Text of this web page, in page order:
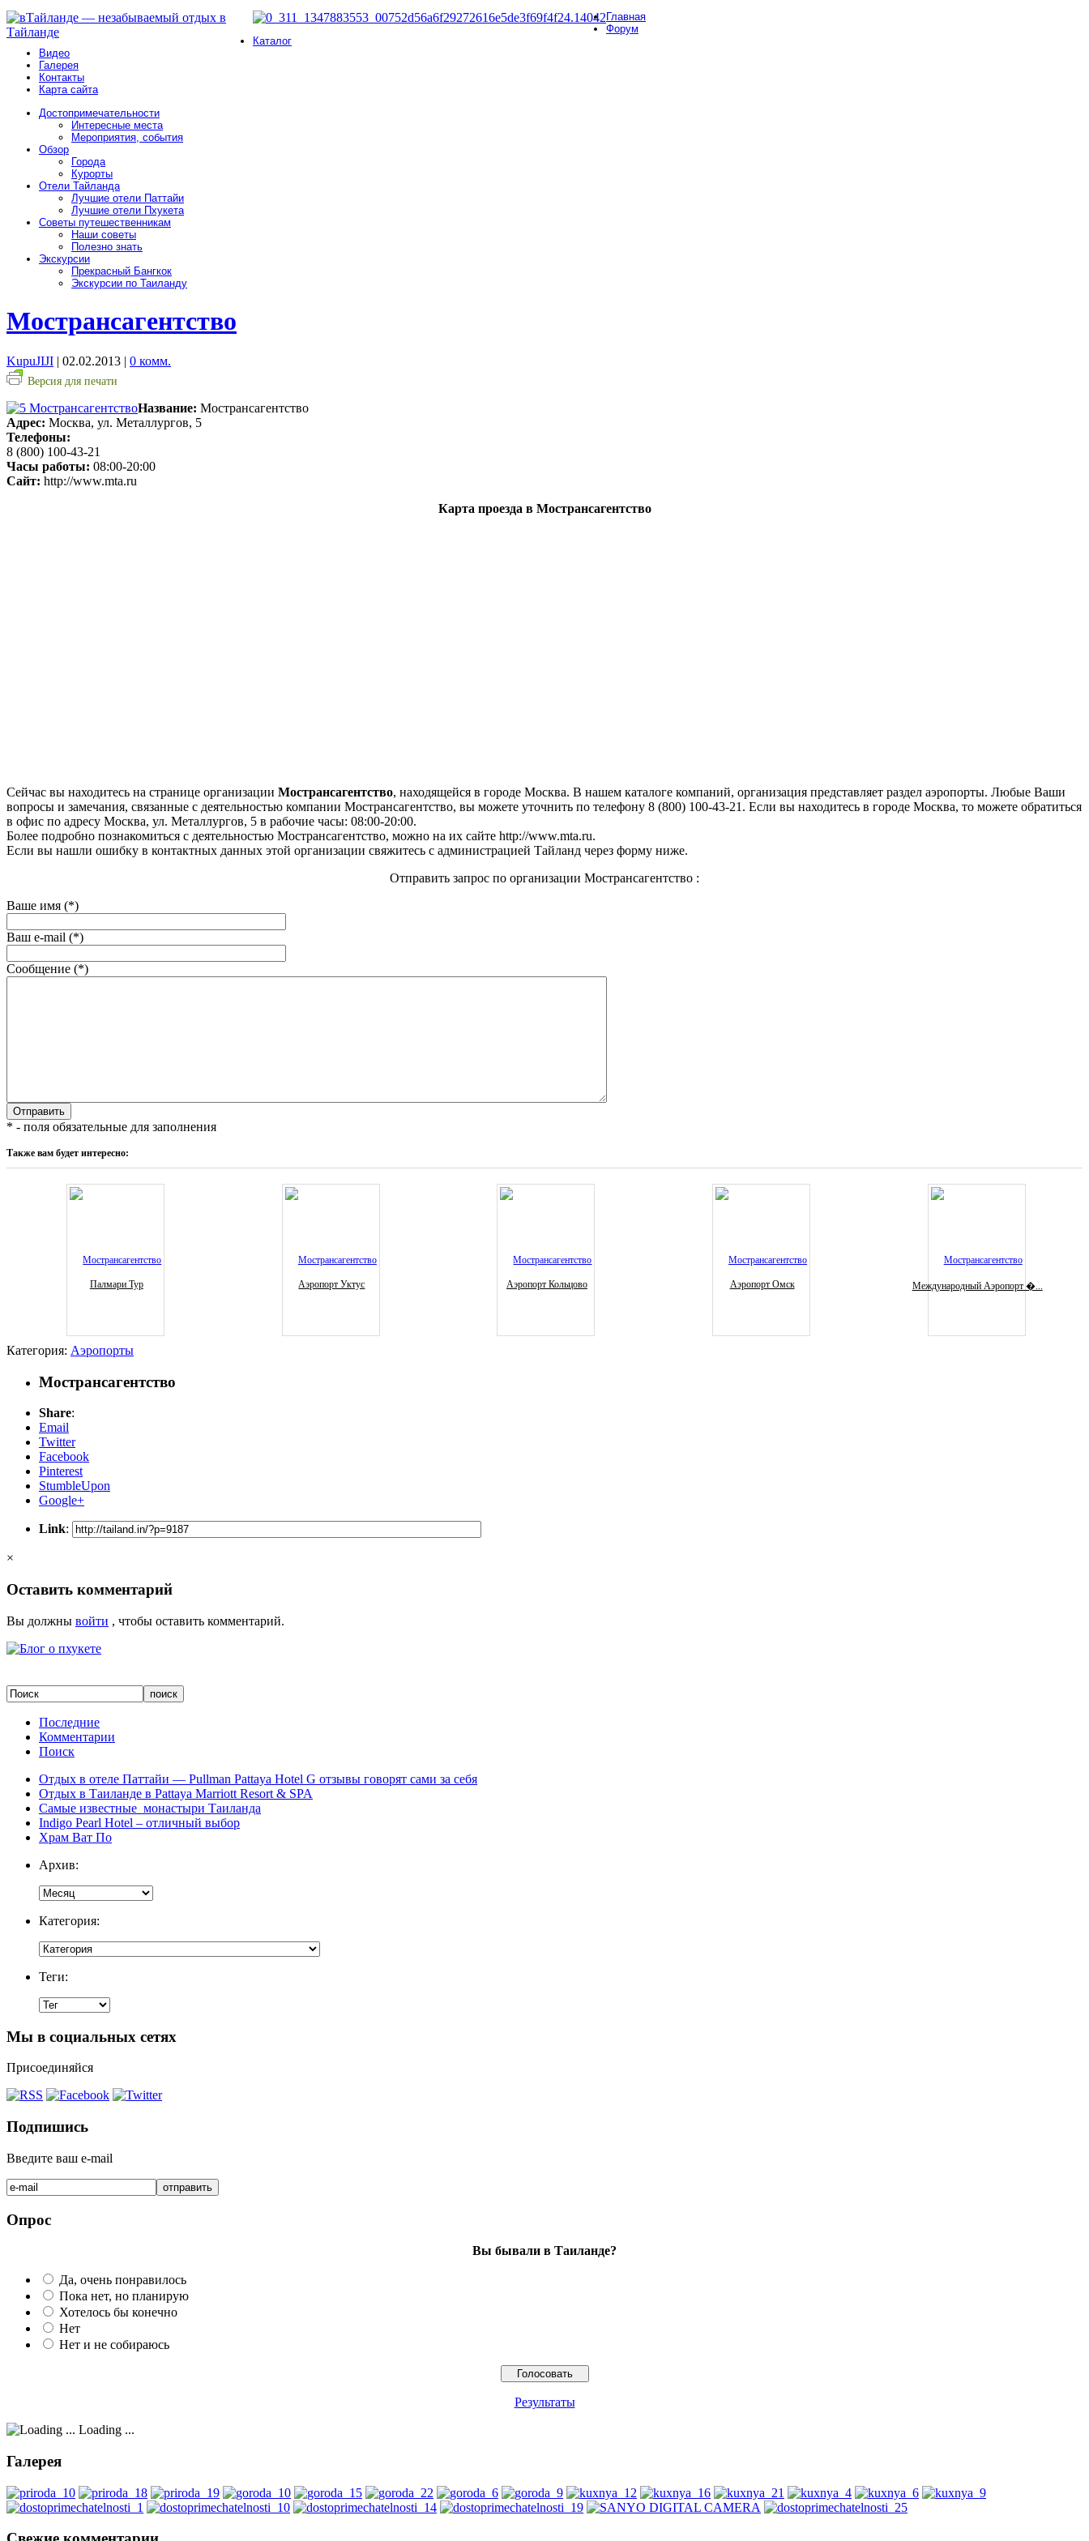
Главная
Форум
Каталог
Видео
Галерея
Контакты
Карта сайта
Достопримечательности
Интересные места
Мероприятия, события
Обзор
Города
Курорты
Отели Тайланда
Лучшие отели Паттайи
Лучшие отели Пхукета
Советы путешественникам
Наши советы
Полезно знать
Экскурсии
Прекрасный Бангкок
Экскурсии по Таиланду
Мострансагентство
KupuJIJI | 02.02.2013 | 0 комм.
Версия для печати
Название: Мострансагентство
Адрес: Москва, ул. Металлургов, 5
Телефоны:
8 (800) 100-43-21
Часы работы: 08:00-20:00
Сайт: http://www.mta.ru
Карта проезда в Мострансагентство
Сейчас вы находитесь на странице организации Мострансагентство, находящейся в городе Москва. В нашем каталоге компаний, организация представляет раздел аэропорты. Любые Ваши
вопросы и замечания, связанные с деятельностью компании Мострансагентство, вы можете уточнить по телефону 8 (800) 100-43-21. Если вы находитесь в городе Москва, то можете обратиться
в офис по адресу Москва, ул. Металлургов, 5 в рабочие часы: 08:00-20:00.
Более подробно познакомиться с деятельностью Мострансагентство, можно на их сайте http://www.mta.ru.
Если вы нашли ошибку в контактных данных этой организации свяжитесь с администрацией Тайланд через форму ниже.
Отправить запрос по организации Мострансагентство :
Ваше имя (*)
Ваш e-mail (*)
Сообщение (*)
* - поля обязательные для заполнения
Также вам будет интересно:
Палмари Тур Аэропорт Уктус Аэропорт Кольцово Аэропорт Омск Международный Аэропорт �...
Категория: Аэропорты
Мострансагентство
Share:
Email
Twitter
Facebook
Pinterest
StumbleUpon
Google+
Link:
×
Оставить комментарий
Вы должны войти , чтобы оставить комментарий.
Последние
Комментарии
Поиск
Отдых в отеле Паттайи — Pullman Pattaya Hotel G отзывы говорят сами за себя
Отдых в Таиланде в Pattaya Marriott Resort & SPA
Самые известные монастыри Таиланда
Indigo Pearl Hotel – отличный выбор
Храм Ват По
Архив:
Категория:
Теги:
Мы в социальных сетях
Присоединяйся
Подпишись
Введите ваш e-mail
Опрос
Вы бывали в Таиланде?
Да, очень понравилось
Пока нет, но планирую
Хотелось бы конечно
Нет
Нет и не собираюсь
Результаты
Loading ...
Галерея